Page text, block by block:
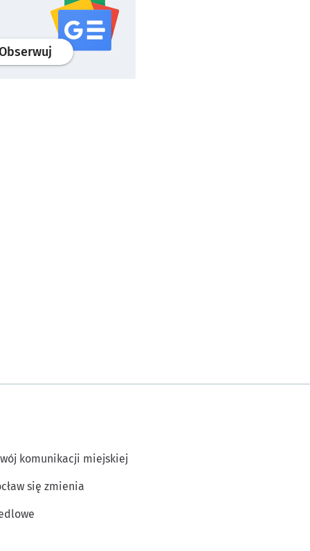
profilgoogle news
komunikacji miejskiej
się zmienia